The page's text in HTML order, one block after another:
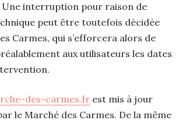
Une interruption pour raison de
peut être toutefois décidée
Carmes, qui s’efforcera alors de
aux utilisateurs les dates
des-carmes.fr est mis à jour
le Marché des Carmes. De la même